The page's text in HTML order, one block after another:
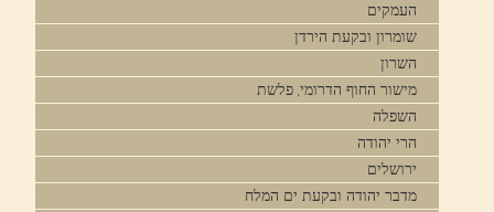
העמקים
שומרון ובקעת הירדן
השרון
מישור החוף הדרומי, פלשת
השפלה
הרי יהודה
ירושלים
מדבר יהודה ובקעת ים המלח